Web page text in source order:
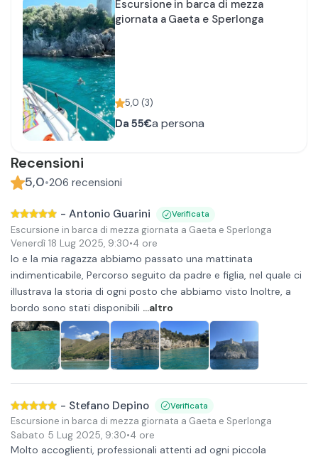
Escursione in barca di mezza
giornata a Gaeta e Sperlonga
5,0 (3)
Da 55€a persona
Recensioni
5,0•206 recensioni
- Antonio Guarini Verificata
Escursione in barca di mezza giornata a Gaeta e Sperlonga
Venerdì 18 Lug 2025, 9:30•4 ore
Io e la mia ragazza abbiamo passato una mattinata
indimenticabile, Percorso seguito da padre e figlia, nel quale ci
illustrava la storia di ogni posto che abbiamo visto Inoltre, a
bordo sono stati disponibili ...altro
- Stefano Depino Verificata
Escursione in barca di mezza giornata a Gaeta e Sperlonga
Sabato 5 Lug 2025, 9:30•4 ore
Molto accoglienti, professionali attenti ad ogni piccola